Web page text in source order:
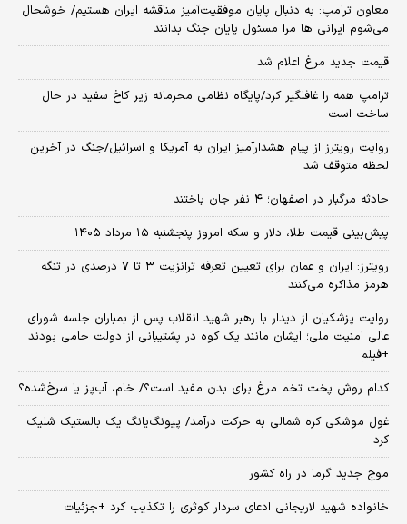
معاون ترامپ: به دنبال پایان موفقیت‌آمیز مناقشه ایران هستیم/ خوشحال
می‌شوم ایرانی ها مرا مسئول پایان جنگ بدانند
قیمت جدید مرغ اعلام شد
ترامپ همه را غافلگیر کرد/پایگاه نظامی محرمانه زیر کاخ سفید در حال
ساخت است
روایت رویترز از پیام هشدارآمیز ایران به آمریکا و اسرائیل/جنگ در آخرین
لحظه متوقف شد
حادثه مرگبار در اصفهان؛ ۴ نفر جان باختند
پیش‌بینی قیمت طلا، دلار و سکه امروز پنجشنبه ۱۵ مرداد ۱۴۰۵
رویترز: ایران و عمان برای تعیین تعرفه ترانزیت ۳ تا ۷ درصدی در تنگه
هرمز مذاکره می‌کنند
روایت پزشکیان از دیدار با رهبر شهید انقلاب پس از بمباران جلسه شورای
عالی امنیت ملی؛ ایشان مانند یک کوه در پشتیبانی از دولت حامی بودند
+فیلم
کدام روش پخت تخم مرغ برای بدن مفید است؟/ خام، آب‌پز یا سرخ‌شده؟
غول موشکی کره شمالی به حرکت درآمد/ پیونگ‌یانگ یک بالستیک شلیک
کرد
موج جدید گرما در راه کشور
خانواده شهید لاریجانی ادعای سردار کوثری را تکذیب کرد +جزئیات